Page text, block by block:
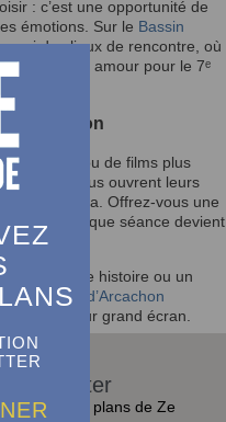
: c’est une opportunité de
émotions. Sur le Bassin
des lieux de rencontre, où
de leur amour pour le 7ᵉ
ou de films plus
vous ouvrent leurs
du cinéma. Offrez-vous une
où chaque séance devient
nouvelle histoire ou un
du Bassin d’Arcachon
émotions sur grand écran.
Newsletter
et bons plans de Ze